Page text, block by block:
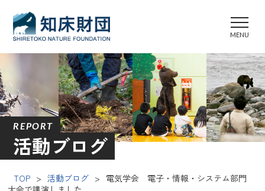
REPORT
活動ブログ
TOP > 活動ブログ > 電気学会 電子・情報・システム部門